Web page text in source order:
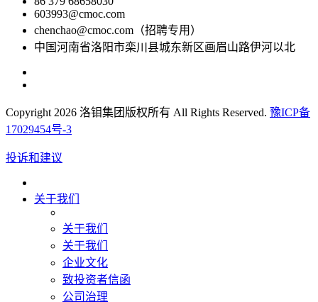
603993@cmoc.com
chenchao@cmoc.com（招聘专用）
中国河南省洛阳市栾川县城东新区画眉山路伊河以北
Copyright 2026 洛钼集团版权所有 All Rights Reserved. 豫ICP备
17029454号-3
投诉和建议
关于我们
关于我们
关于我们
企业文化
致投资者信函
公司治理